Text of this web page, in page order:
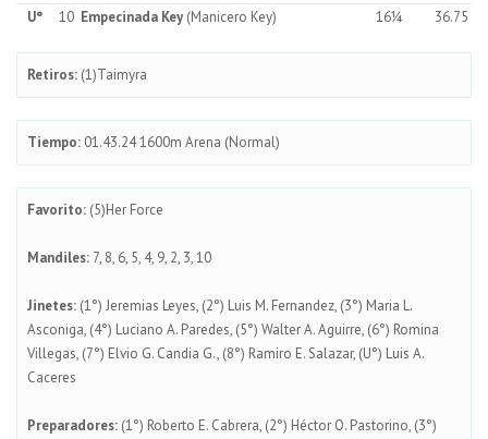
U°
10 Empecinada Key (Manicero Key) 16¼ 36.75
Retiros: (1)Taimyra
Tiempo: 01.43.24 1600m Arena (Normal)
Favorito: (5)Her Force
Mandiles: 7, 8, 6, 5, 4, 9, 2, 3, 10
Jinetes: (1°) Jeremias Leyes, (2°) Luis M. Fernandez, (3°) Maria L.
Asconiga, (4°) Luciano A. Paredes, (5°) Walter A. Aguirre, (6°) Romina
Villegas, (7°) Elvio G. Candia G., (8°) Ramiro E. Salazar, (U°) Luis A.
Caceres
Preparadores: (1°) Roberto E. Cabrera, (2°) Héctor O. Pastorino, (3°)